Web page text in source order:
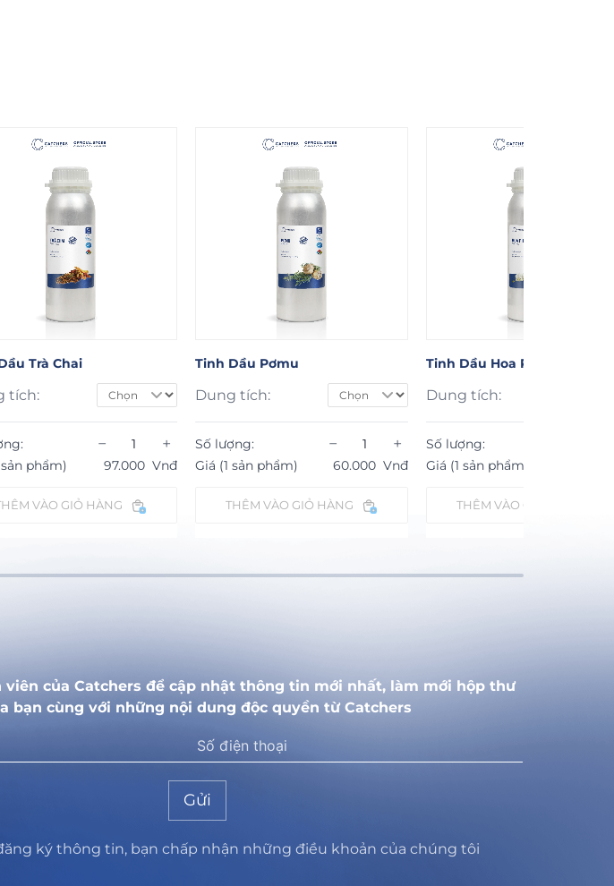
Pơmu
tích:
− +
sản phẩm) 60.000 Vnđ
VÀO GIỎ HÀNG
Tinh Dầu Hoa Phong Lan
Dung tích:
Số lượng: − +
Giá (1 sản phẩm) 98.000 Vnđ
THÊM VÀO GIỎ HÀNG
Tinh Dầu Hoa Hồi
Dung tích:
Số lượng:
Giá (1 sản phẩm)
THÊM VÀO GIỎ HÀNG
viên của Catchers để cập nhật thông tin mới nhất, làm mới hộp thư
bạn cùng với những nội dung độc quyền từ Catchers
Gửi
ký thông tin, bạn chấp nhận những điều khoản của chúng tôi